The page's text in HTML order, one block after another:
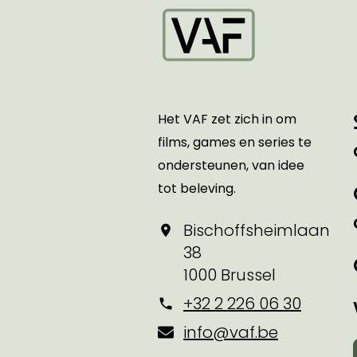
Het VAF zet zich in om
films, games en series te
ondersteunen, van idee
tot beleving.
Bischoffsheimlaan
38
1000 Brussel
+32 2 226 06 30
info@vaf.be